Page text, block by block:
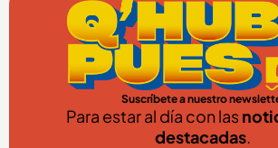
Suscríbete a nuestro
Para estar al día con las
destacadas.